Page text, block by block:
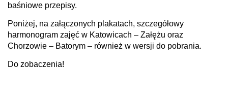
baśniowe przepisy.
Poniżej, na załączonych plakatach, szczegółowy
harmonogram zajęć w Katowicach – Załężu oraz
Chorzowie – Batorym – również w wersji do pobrania.
Do zobaczenia!